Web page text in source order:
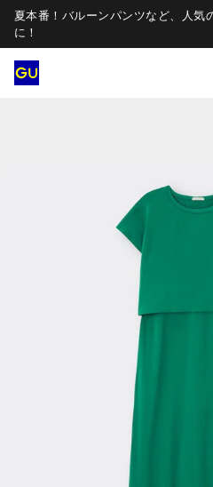
夏本番！バルーンパンツなど、人気
に！